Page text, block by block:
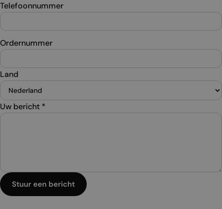
Telefoonnummer
Ordernummer
Land
Uw bericht *
Stuur een bericht